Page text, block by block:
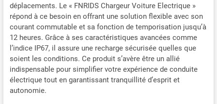
déplacements. Le « FNRIDS Chargeur Voiture Electrique »
répond à ce besoin en offrant une solution flexible avec son
courant commutable et sa fonction de temporisation jusqu’à
12 heures. Grâce à ses caractéristiques avancées comme
l’indice IP67, il assure une recharge sécurisée quelles que
soient les conditions. Ce produit s’avère être un allié
indispensable pour simplifier votre expérience de conduite
électrique tout en garantissant tranquillité d’esprit et
autonomie.